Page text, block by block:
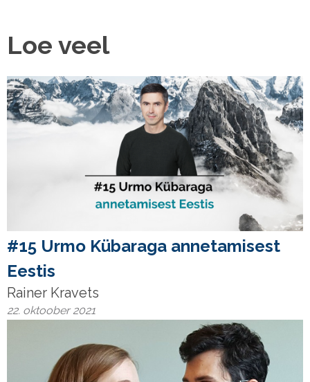
Loe veel
#15 Urmo Kübaraga annetamisest
Eestis
Rainer Kravets
22. oktoober 2021